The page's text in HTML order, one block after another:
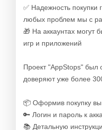
✅ Надежность покупки
любых проблем мы с
🎁 На аккаунтах могут
игр и приложений
Проект "AppStops" был
доверяют уже более
📦 Оформив покупку вы
🔑 Логин и пароль к
📚 Детальную